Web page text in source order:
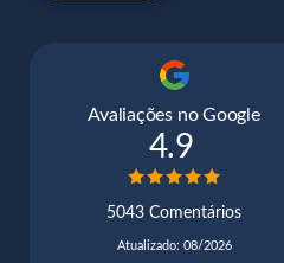
Avaliações no Google
4.9
5043 Comentários
Atualizado: 08/2026